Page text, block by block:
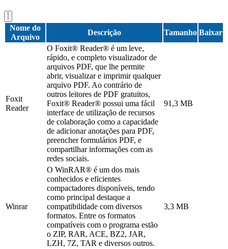
Nome do
Arquivo
Descrição Tamanho Baixar
Foxit
Reader
O Foxit® Reader® é um leve,
rápido, e completo visualizador de
arquivos PDF, que lhe permite
abrir, visualizar e imprimir qualquer
arquivo PDF. Ao contrário de
outros leitores de PDF gratuitos,
Foxit® Reader® possui uma fácil
interface de utilização de recursos
de colaboração como a capacidade
de adicionar anotações para PDF,
preencher formulários PDF, e
compartilhar informações com as
redes sociais.
91,3 MB
Winrar
O WinRAR® é um dos mais
conhecidos e eficientes
compactadores disponíveis, tendo
como principal destaque a
compatibilidade com diversos
formatos. Entre os formatos
compatíveis com o programa estão
o ZIP, RAR, ACE, BZ2, JAR,
LZH, 7Z, TAR e diversos outros.
3,3 MB